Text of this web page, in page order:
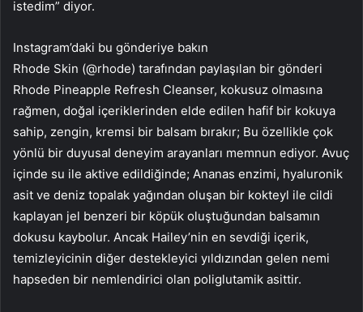
istedim” diyor.
Instagram’daki bu gönderiye bakın
Rhode Skin (@rhode) tarafından paylaşılan bir gönderi
Rhode Pineapple Refresh Cleanser, kokusuz olmasına
rağmen, doğal içeriklerinden elde edilen hafif bir kokuya
sahip, zengin, kremsi bir balsam bırakır; Bu özellikle çok
yönlü bir duyusal deneyim arayanları memnun ediyor. Avuç
içinde su ile aktive edildiğinde; Ananas enzimi, hyaluronik
asit ve deniz topalak yağından oluşan bir kokteyl ile cildi
kaplayan jel benzeri bir köpük oluştuğundan balsamın
dokusu kaybolur. Ancak Hailey’nin en sevdiği içerik,
temizleyicinin diğer destekleyici yıldızından gelen nemi
hapseden bir nemlendirici olan poliglutamik asittir.